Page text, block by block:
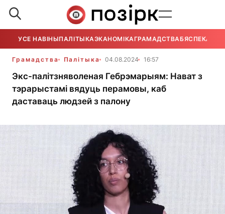
УСЕ НАВІНЫПАЛІТЫКАЭКАНОМІКАГРАМАДСТВАБЯСПЕКА
Грамадства Палітыка 04.08.2024 16:57
Экс-палітзняволеная Гебрэмарыям: Нават з
тэрарыстамі вядуць перамовы, каб
даставаць людзей з палону